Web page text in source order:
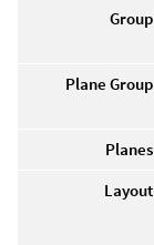
Group
Plane Group
Planes
Layout